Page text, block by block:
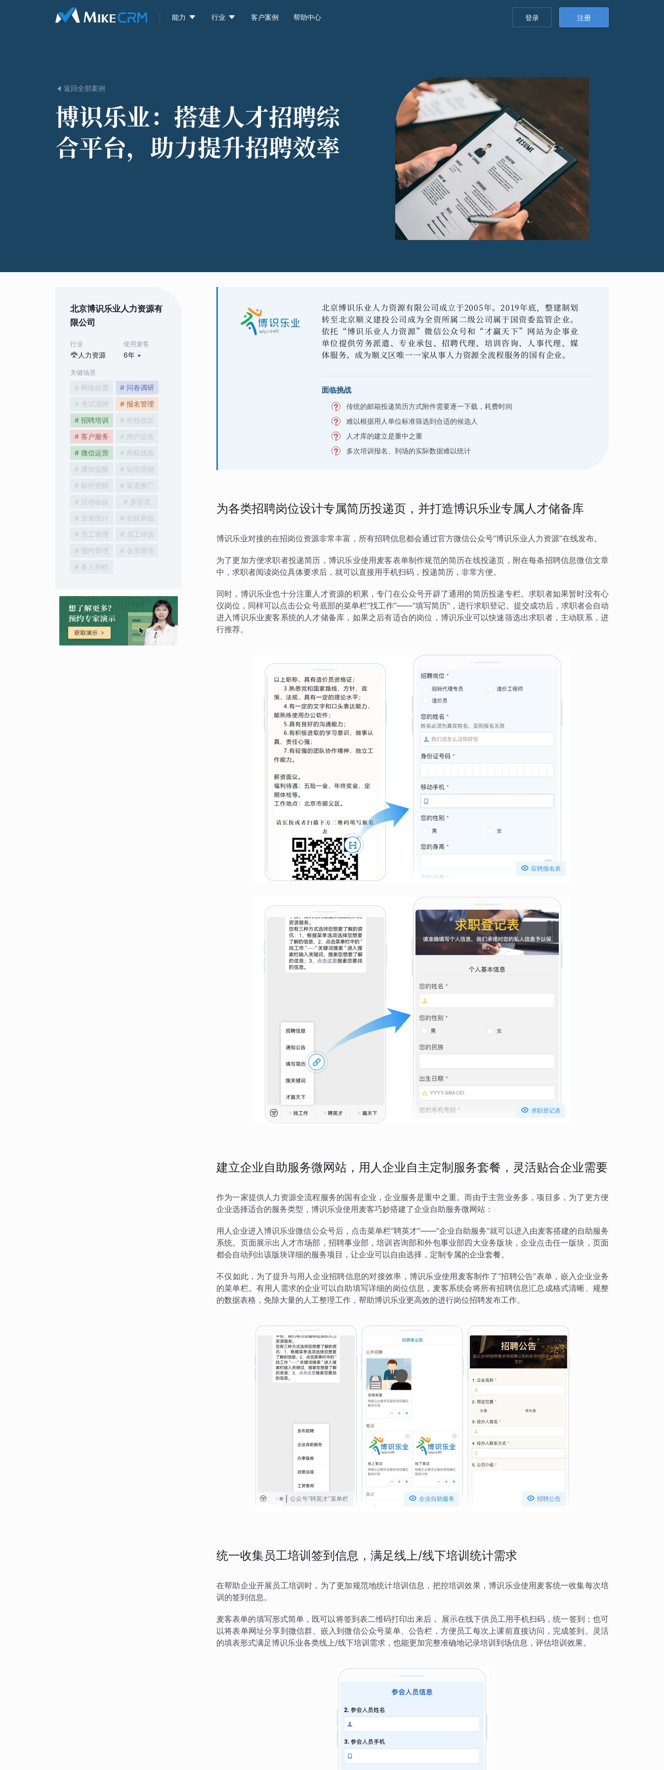
能力  行业  客户案例 帮助中心 登录 注册
 返回全部案例
博识乐业： 搭建人才招聘综
合平台，助力提升招聘效率
北京博识乐业人力资源有
限公司
行业
人力资源
使用麦客
6年 +
关键场景
# 网络投票
# 问卷调研
# 考试测评
# 报名管理
# 招聘培训
# 在线收款
# 客户服务
# 用户运营
# 微信运营
# 商机线索
# 通知提醒
# 短信营销
# 邮件营销
# 渠道推广
# 活动会议
# 多语言
# 业务统计
# 在线审批
# 员工管理
# 员工评选
# 预约管理
# 会员管理
# 多人协作
北京博识乐业人力资源有限公司成立于2005年。2019年底，整建制划
转至北京顺义建投公司成为全资所属二级公司属于国资委监管企业。
依托“博识乐业人力资源”微信公众号和“才赢天下”网站为企事业
单位提供劳务派遣、专业承包、招聘代理、培训咨询、人事代理、媒
体服务。成为顺义区唯一一家从事人力资源全流程服务的国有企业。
面临挑战
传统的邮箱投递简历方式附件需要逐一下载，耗费时间
难以根据用人单位标准筛选到合适的候选人
人才库的建立是重中之重
多次培训报名、到场的实际数据难以统计
为各类招聘岗位设计专属简历投递页，并打造博识乐业专属人才储备库
博识乐业对接的在招岗位资源非常丰富，所有招聘信息都会通过官方微信公众号“博识乐业人力资源”在线发布。
为了更加方便求职者投递简历，博识乐业使用麦客表单制作规范的简历在线投递页，附在每条招聘信息微信文章
中，求职者阅读岗位具体要求后，就可以直接用手机扫码，投递简历，非常方便。
同时，博识乐业也十分注重人才资源的积累，专门在公众号开辟了通用的简历投递专栏。求职者如果暂时没有心
仪岗位，同样可以点击公众号底部的菜单栏“找工作”——“填写简历”，进行求职登记。提交成功后，求职者会自动
进入博识乐业麦客系统的人才储备库，如果之后有适合的岗位，博识乐业可以快速筛选出求职者，主动联系，进
行推荐。
 应聘报名表
 求职登记表
建立企业自助服务微网站，用人企业自主定制服务套餐，灵活贴合企业需要
作为一家提供人力资源全流程服务的国有企业，企业服务是重中之重。而由于主营业务多，项目多，为了更方便
企业选择适合的服务类型，博识乐业使用麦客巧妙搭建了企业自助服务微网站：
用人企业进入博识乐业微信公众号后，点击菜单栏“聘英才”——“企业自助服务”就可以进入由麦客搭建的自助服务
系统。页面展示出人才市场部，招聘事业部，培训咨询部和外包事业部四大业务版块，企业点击任一版块，页面
都会自动列出该版块详细的服务项目，让企业可以自由选择，定制专属的企业套餐。
不仅如此，为了提升与用人企业招聘信息的对接效率，博识乐业使用麦客制作了“招聘公告”表单，嵌入企业业务
的菜单栏。有用人需求的企业可以自助填写详细的岗位信息，麦客系统会将所有招聘信息汇总成格式清晰、规整
的数据表格，免除大量的人工整理工作，帮助博识乐业更高效的进行岗位招聘发布工作。
公众号“聘英才”菜单栏  企业自助服务  招聘公告
统一收集员工培训签到信息，满足线上/线下培训统计需求
在帮助企业开展员工培训时，为了更加规范地统计培训信息，把控培训效果，博识乐业使用麦客统一收集每次培
训的签到信息。
麦客表单的填写形式简单，既可以将签到表二维码打印出来后， 展示在线下供员工用手机扫码，统一签到；也可
以将表单网址分享到微信群、嵌入到微信公众号菜单、公告栏，方便员工每次上课前直接访问，完成签到。灵活
的填表形式满足博识乐业各类线上/线下培训需求，也能更加完整准确地记录培训到场信息，评估培训效果。